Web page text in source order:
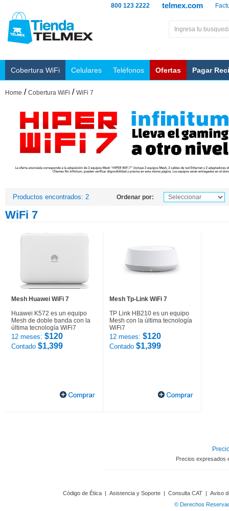
telmex.com
800 123 2222
Cobertura WiFi Celulares Teléfonos Ofertas Pagar
Home / Cobertura WiFi / WiFi 7
Productos encontrados: 2 Ordenar por:
WiFi 7
Mesh Huawei WiFi 7
Huawei K572 es un equipo
Mesh de doble banda con la
última tecnología WiFi7
12 meses: $120
Contado $1,399
Mesh Tp-Link WiFi 7
TP Link HB210 es un equipo
Mesh con la última tecnología
WiFi7
12 meses: $120
Contado $1,399
Precios expresados
Código de Ética | Asistencia y Soporte | Consulta CAT | Aviso
© Derechos